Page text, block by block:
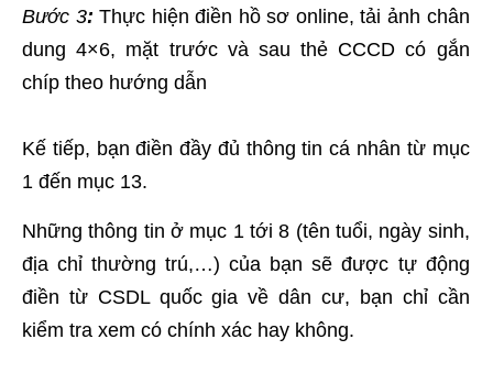
Bước 3: Thực hiện điền hồ sơ online, tải ảnh chân
dung 4×6, mặt trước và sau thẻ CCCD có gắn
chíp theo hướng dẫn
Kế tiếp, bạn điền đầy đủ thông tin cá nhân từ mục
1 đến mục 13.
Những thông tin ở mục 1 tới 8 (tên tuổi, ngày sinh,
địa chỉ thường trú,…) của bạn sẽ được tự động
điền từ CSDL quốc gia về dân cư, bạn chỉ cần
kiểm tra xem có chính xác hay không.